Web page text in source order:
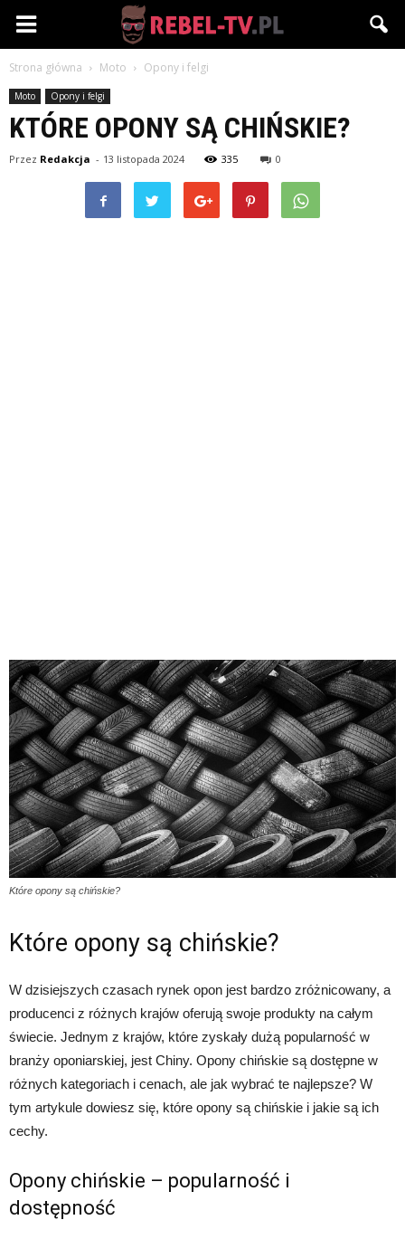
Rebel-
Strona główna Moto Opony i felgi
Moto Opony i felgi
KTÓRE OPONY SĄ CHIŃSKIE?
Przez Redakcja - 13 listopada 2024 335 0
Które opony są chińskie?
Które opony są chińskie?
W dzisiejszych czasach rynek opon jest bardzo zróżnicowany, a
producenci z różnych krajów oferują swoje produkty na całym
świecie. Jednym z krajów, które zyskały dużą popularność w
branży oponiarskiej, jest Chiny. Opony chińskie są dostępne w
różnych kategoriach i cenach, ale jak wybrać te najlepsze? W
tym artykule dowiesz się, które opony są chińskie i jakie są ich
cechy.
Opony chińskie – popularność i
dostępność